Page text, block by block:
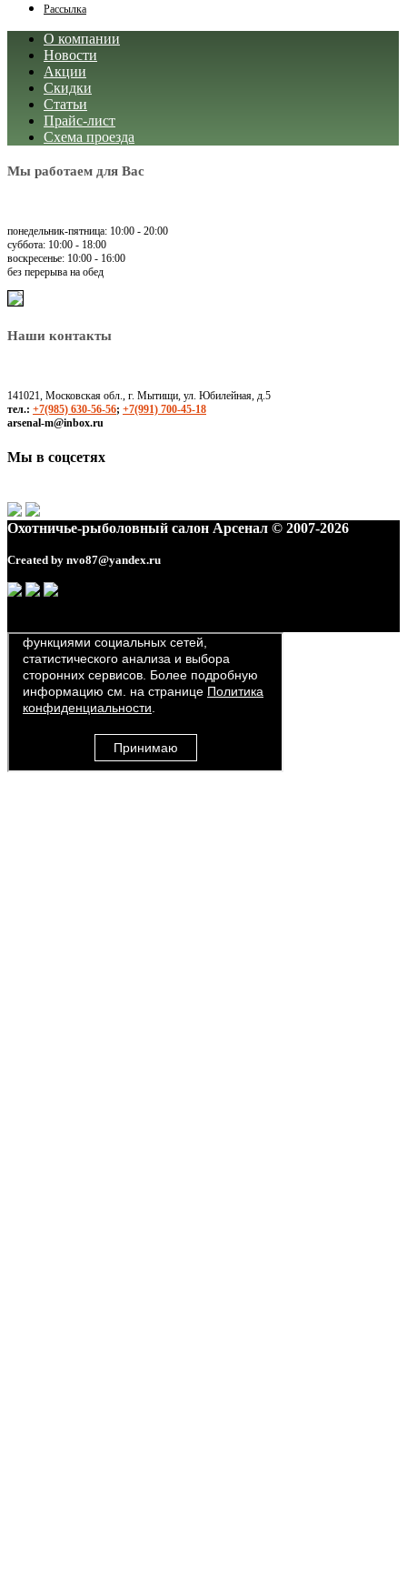
Рассылка
О компании
Новости
Акции
Скидки
Статьи
Прайс-лист
Схема проезда
Мы работаем для Вас
понедельник-пятница: 10:00 - 20:00
суббота: 10:00 - 18:00
воскресенье: 10:00 - 16:00
без перерыва на обед
Наши контакты
141021, Московская обл., г. Мытищи, ул. Юбилейная, д.5
тел.: +7(985) 630-56-56; +7(991) 700-45-18
arsenal-m@inbox.ru
Мы в соцсетях
Охотничье-рыболовный салон Арсенал © 2007-2026
Created by nvo87@yandex.ru